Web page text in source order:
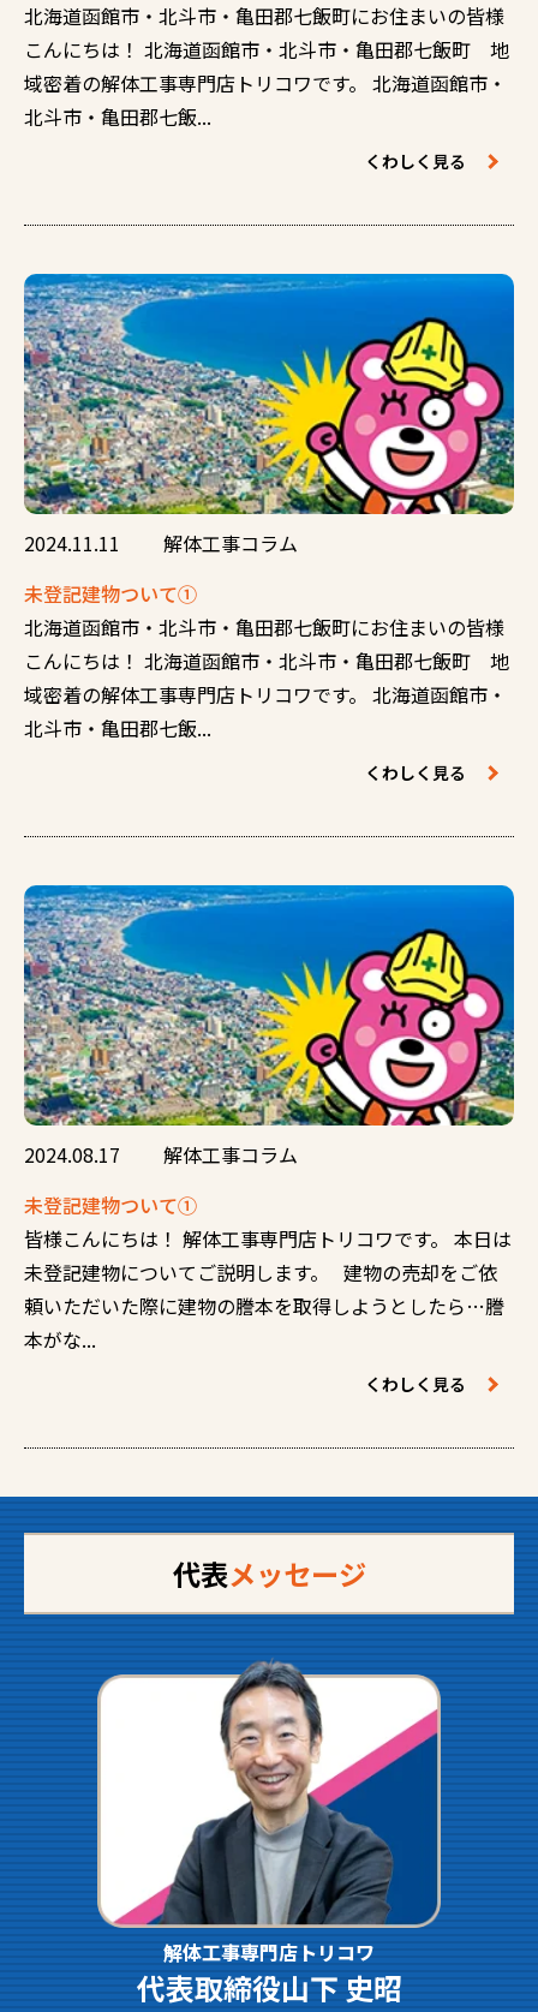
北海道函館市・北斗市・亀田郡七飯町にお住まいの皆様
こんにちは！ 北海道函館市・北斗市・亀田郡七飯町 地
域密着の解体工事専門店トリコワです。 北海道函館市・
北斗市・亀田郡七飯...
くわしく見る
2024.11.11
解体工事コラム
未登記建物ついて①
北海道函館市・北斗市・亀田郡七飯町にお住まいの皆様
こんにちは！ 北海道函館市・北斗市・亀田郡七飯町 地
域密着の解体工事専門店トリコワです。 北海道函館市・
北斗市・亀田郡七飯...
くわしく見る
2024.08.17
解体工事コラム
未登記建物ついて①
皆様こんにちは！ 解体工事専門店トリコワです。 本日は
未登記建物についてご説明します。 建物の売却をご依
頼いただいた際に建物の謄本を取得しようとしたら…謄
本がな...
くわしく見る
代表メッセージ
解体工事専門店トリコワ
代表取締役山下 史昭